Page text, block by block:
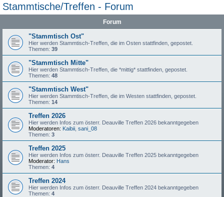
Stammtische/Treffen - Forum
Forum
"Stammtisch Ost"
Hier werden Stammtisch-Treffen, die im Osten stattfinden, gepostet.
Themen: 39
"Stammtisch Mitte"
Hier werden Stammtisch-Treffen, die *mittig* stattfinden, gepostet.
Themen: 48
"Stammtisch West"
Hier werden Stammtisch-Treffen, die im Westen stattfinden, gepostet.
Themen: 14
Treffen 2026
Hier werden Infos zum österr. Deauville Treffen 2026 bekanntgegeben
Moderatoren: Kaibii sani_08
Themen: 3
Treffen 2025
Hier werden Infos zum österr. Deauville Treffen 2025 bekanntgegeben
Moderator: Hans
Themen: 4
Treffen 2024
Hier werden Infos zum österr. Deauville Treffen 2024 bekanntgegeben
Themen: 4